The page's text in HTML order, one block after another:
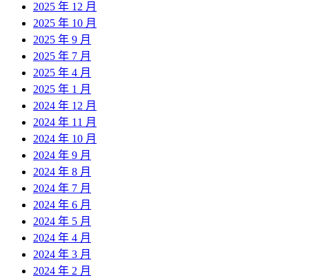
2025 年 12 月
2025 年 10 月
2025 年 9 月
2025 年 7 月
2025 年 4 月
2025 年 1 月
2024 年 12 月
2024 年 11 月
2024 年 10 月
2024 年 9 月
2024 年 8 月
2024 年 7 月
2024 年 6 月
2024 年 5 月
2024 年 4 月
2024 年 3 月
2024 年 2 月